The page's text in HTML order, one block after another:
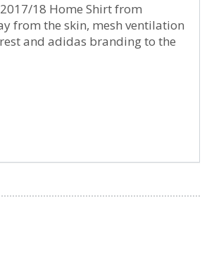
18 Home Shirt from
from the skin, mesh ventilation
and adidas branding to the